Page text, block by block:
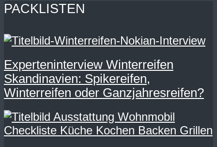
PACKLISTEN
Experteninterview Winterreifen
Skandinavien: Spikereifen,
Winterreifen oder Ganzjahresreifen?